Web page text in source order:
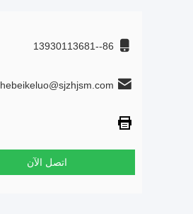
86--13930113681
hebeikeluo@sjzhjsm.com
اتصل الآن